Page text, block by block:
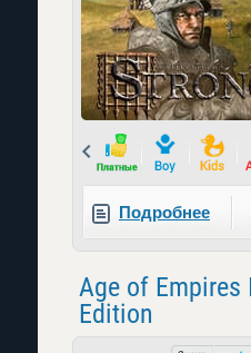
Prev
Подробнее
Age of Empires
Edition